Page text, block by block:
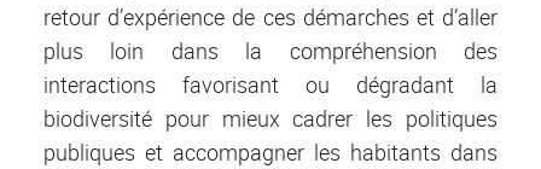
retour d’expérience de ces démarches et d’aller
plus loin dans la compréhension des
interactions favorisant ou dégradant la
biodiversité pour mieux cadrer les politiques
publiques et accompagner les habitants dans